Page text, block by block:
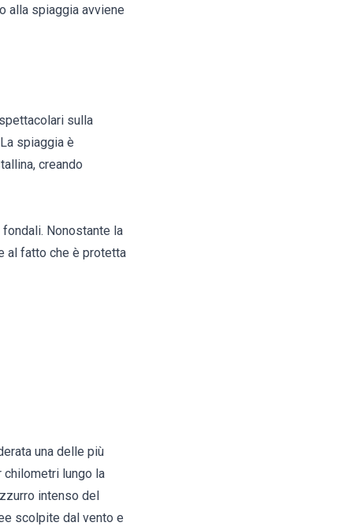
alla spiaggia avviene
sulla
spiaggia è
creando
Nonostante la
al fatto che è protetta
una delle più
lungo la
intenso del
scolpite dal vento e